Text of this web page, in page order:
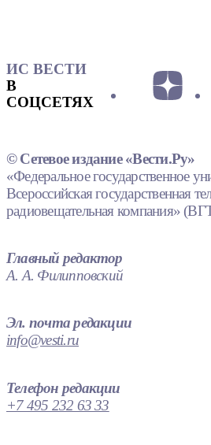
ИС ВЕСТИ
В
СОЦСЕТЯХ
© Сетевое издание «Вести.Ру»
«Федеральное государственное
Всероссийская государственная
радиовещательная компания»
Главный редактор
А. А. Филипповский
Эл. почта редакции
info@vesti.ru
Телефон редакции
+7 495 232 63 33